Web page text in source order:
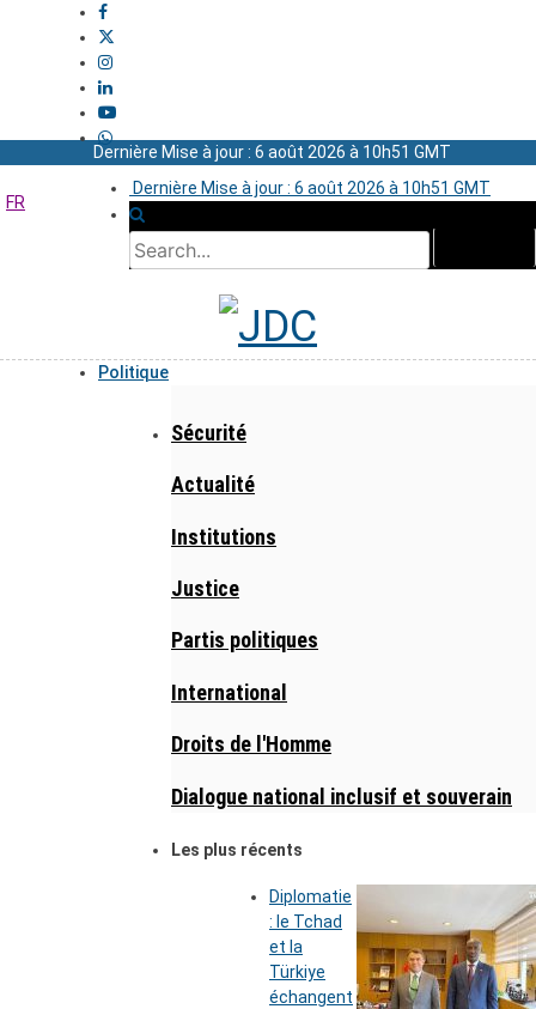
Dernière Mise à jour : 6 août 2026 à 10h51 GMT
Dernière Mise à jour : 6 août 2026 à 10h51 GMT
FR
Politique
Sécurité
Actualité
Institutions
Justice
Partis politiques
International
Droits de l'Homme
Dialogue national inclusif et souverain
Les plus récents
Diplomatie
: le Tchad
et la
Türkiye
échangent